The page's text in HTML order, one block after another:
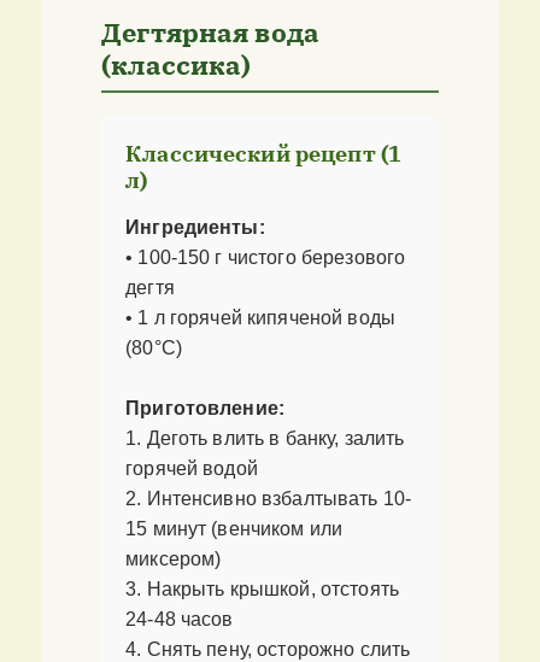
Дегтярная вода
(классика)
Классический рецепт (1
л)
Ингредиенты:
• 100-150 г чистого березового
дегтя
• 1 л горячей кипяченой воды
(80°C)
Приготовление:
1. Деготь влить в банку, залить
горячей водой
2. Интенсивно взбалтывать 10-
15 минут (венчиком или
миксером)
3. Накрыть крышкой, отстоять
24-48 часов
4. Снять пену, осторожно слить